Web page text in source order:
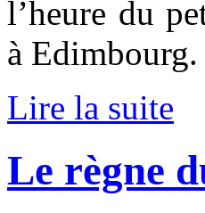
l’heure du
à Edimbourg.
Lire la suite
Le règne